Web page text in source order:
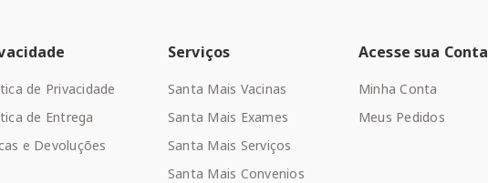
de Privacidade
de Entrega
e Devoluções
Serviços
Santa Mais Vacinas
Santa Mais Exames
Santa Mais Serviços
Santa Mais Convenios
Acesse sua Conta
Minha Conta
Meus Pedidos